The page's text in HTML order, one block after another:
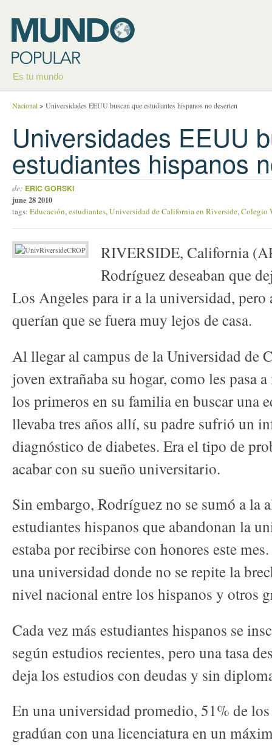
Es tu mundo
Nacional> Universidades EEUU buscan que estudiantes hispanos no deserten
Universidades EEUU
estudiantes hispanos
de: ERIC GORSKI
june 28 2010
tags: Educación,estudiantes,Universidad de California en Riverside,Colegio
RIVERSIDE, California
Rodríguez deseaban que
Los Angeles para ir a la universidad,
querían que se fuera muy lejos de casa.
Al llegar al campus de la Universidad de
joven extrañaba su hogar, como les pasa
los primeros en su familia en buscar una
llevaba tres años allí, su padre sufrió un
diagnóstico de diabetes. Era el tipo de
acabar con su sueño universitario.
Sin embargo, Rodríguez no se sumó a la
estudiantes hispanos que abandonan la
estaba por recibirse con honores este
una universidad donde no se repite la
nivel nacional entre los hispanos y otros
Cada vez más estudiantes hispanos se
según estudios recientes, pero una tasa
deja los estudios con deudas y sin
En una universidad promedio, 51% de
gradúan con una licenciatura en un